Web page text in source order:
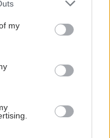
You may click to
third-party tags to
in below Google
my